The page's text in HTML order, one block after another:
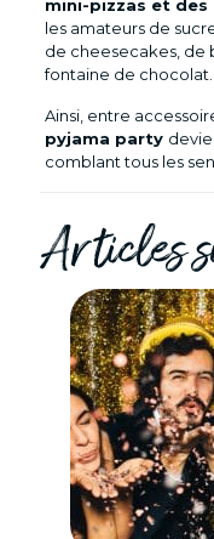
mini-pizzas et des
les amateurs de
de cheesecakes, de
fontaine de chocolat.
Ainsi, entre
pyjama party
comblant tous les
Articles